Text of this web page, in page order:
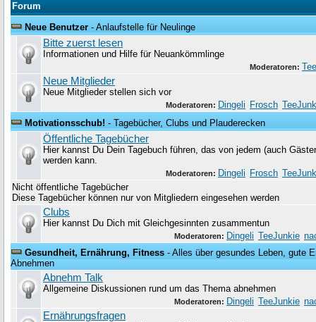
Forum
Neue Benutzer - Anlaufstelle für Neulinge
Bitte zuerst lesen
Informationen und Hilfe für Neuankömmlinge
Moderatoren:
Neue Mitglieder
Neue Mitglieder stellen sich vor
Moderatoren: Dingeli Frosch
Motivationsschub! - Tagebücher, Clubs und Plauderecken
Öffentliche Tagebücher
Hier kannst Du Dein Tagebuch führen, das von jedem (auch
werden kann.
Moderatoren: Dingeli Frosch
Nicht öffentliche Tagebücher
Diese Tagebücher können nur von Mitgliedern eingesehen werden
Clubs
Hier kannst Du Dich mit Gleichgesinnten zusammentun
Moderatoren: Dingeli TeeJunkie
Gesundheit, Ernährung, Fitness - Alles über gesundes Leben, gute
Abnehmen
Abnehm Talk
Allgemeine Diskussionen rund um das Thema abnehmen
Moderatoren: Dingeli TeeJunkie
Ernährungsfragen